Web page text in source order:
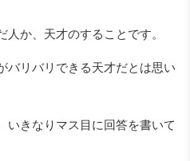
か、天才のすることです。
バリバリできる天才だとは思い
いきなりマス目に回答を書いて